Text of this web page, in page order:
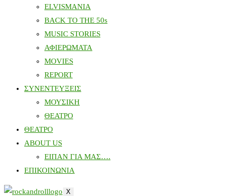
ELVISMANIA
BACK TO THE 50s
MUSIC STORIES
ΑΦΙΕΡΩΜΑΤΑ
MOVIES
REPORT
ΣΥΝΕΝΤΕΥΞΕΙΣ
ΜΟΥΣΙΚΗ
ΘΕΑΤΡΟ
ΘΕΑΤΡΟ
ABOUT US
ΕΙΠΑΝ ΓΙΑ ΜΑΣ….
ΕΠΙΚΟΙΝΩΝΙΑ
X